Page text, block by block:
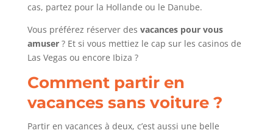
cas, partez pour la Hollande ou le Danube.
Vous préférez réserver des vacances pour vous
amuser ? Et si vous mettiez le cap sur les casinos de
Las Vegas ou encore Ibiza ?
Comment partir en
vacances sans voiture ?
Partir en vacances à deux, c’est aussi une belle